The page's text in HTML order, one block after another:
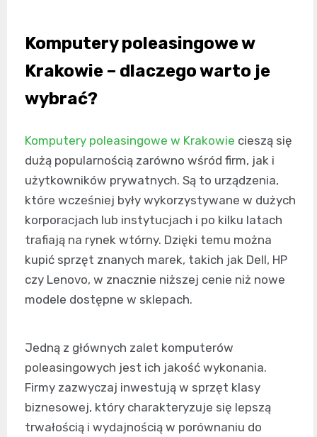
Komputery poleasingowe w
Krakowie – dlaczego warto je
wybrać?
Komputery poleasingowe w Krakowie cieszą się
dużą popularnością zarówno wśród firm, jak i
użytkowników prywatnych. Są to urządzenia,
które wcześniej były wykorzystywane w dużych
korporacjach lub instytucjach i po kilku latach
trafiają na rynek wtórny. Dzięki temu można
kupić sprzęt znanych marek, takich jak Dell, HP
czy Lenovo, w znacznie niższej cenie niż nowe
modele dostępne w sklepach.
Jedną z głównych zalet komputerów
poleasingowych jest ich jakość wykonania.
Firmy zazwyczaj inwestują w sprzęt klasy
biznesowej, który charakteryzuje się lepszą
trwałością i wydajnością w porównaniu do